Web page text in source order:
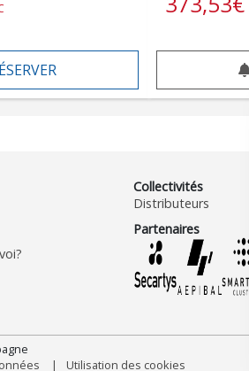
Collectivités
Distributeurs
Partenaires
Utilisation des cookies